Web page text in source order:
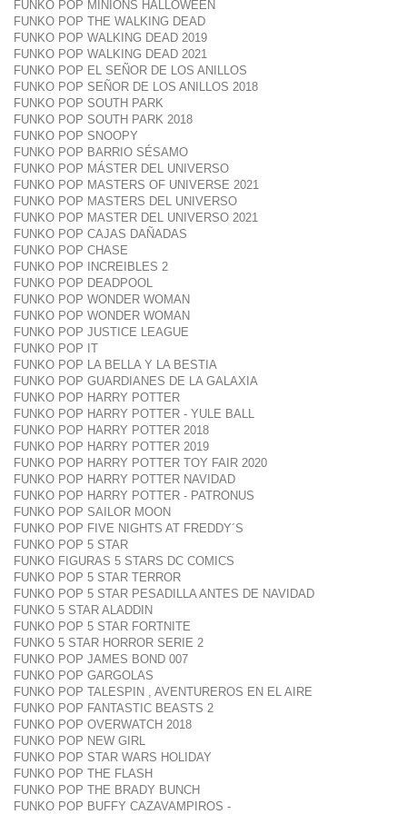
FUNKO POP MINIONS HALLOWEEN
FUNKO POP THE WALKING DEAD
FUNKO POP WALKING DEAD 2019
FUNKO POP WALKING DEAD 2021
FUNKO POP EL SEÑOR DE LOS ANILLOS
FUNKO POP SEÑOR DE LOS ANILLOS 2018
FUNKO POP SOUTH PARK
FUNKO POP SOUTH PARK 2018
FUNKO POP SNOOPY
FUNKO POP BARRIO SÉSAMO
FUNKO POP MÁSTER DEL UNIVERSO
FUNKO POP MASTERS OF UNIVERSE 2021
FUNKO POP MASTERS DEL UNIVERSO
FUNKO POP MASTER DEL UNIVERSO 2021
FUNKO POP CAJAS DAÑADAS
FUNKO POP CHASE
FUNKO POP INCREIBLES 2
FUNKO POP DEADPOOL
FUNKO POP WONDER WOMAN
FUNKO POP WONDER WOMAN
FUNKO POP JUSTICE LEAGUE
FUNKO POP IT
FUNKO POP LA BELLA Y LA BESTIA
FUNKO POP GUARDIANES DE LA GALAXIA
FUNKO POP HARRY POTTER
FUNKO POP HARRY POTTER - YULE BALL
FUNKO POP HARRY POTTER 2018
FUNKO POP HARRY POTTER 2019
FUNKO POP HARRY POTTER TOY FAIR 2020
FUNKO POP HARRY POTTER NAVIDAD
FUNKO POP HARRY POTTER - PATRONUS
FUNKO POP SAILOR MOON
FUNKO POP FIVE NIGHTS AT FREDDY´S
FUNKO POP 5 STAR
FUNKO FIGURAS 5 STARS DC COMICS
FUNKO POP 5 STAR TERROR
FUNKO POP 5 STAR PESADILLA ANTES DE NAVIDAD
FUNKO 5 STAR ALADDIN
FUNKO POP 5 STAR FORTNITE
FUNKO 5 STAR HORROR SERIE 2
FUNKO POP JAMES BOND 007
FUNKO POP GARGOLAS
FUNKO POP TALESPIN , AVENTUREROS EN EL AIRE
FUNKO POP FANTASTIC BEASTS 2
FUNKO POP OVERWATCH 2018
FUNKO POP NEW GIRL
FUNKO POP STAR WARS HOLIDAY
FUNKO POP THE FLASH
FUNKO POP THE BRADY BUNCH
FUNKO POP BUFFY CAZAVAMPIROS -